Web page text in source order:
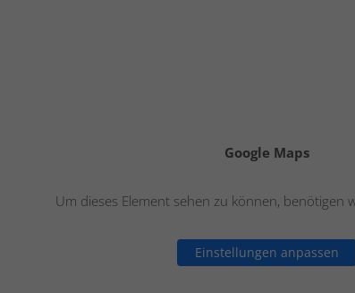
Google Maps
Um dieses Element sehen zu können, benötigen
Einstellungen anpassen